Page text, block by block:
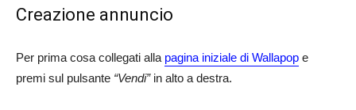
Creazione annuncio
Per prima cosa collegati alla pagina iniziale di Wallapop e
premi sul pulsante “Vendi”in alto a destra.